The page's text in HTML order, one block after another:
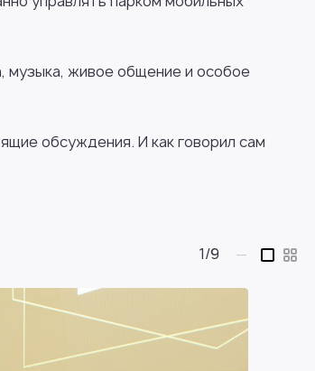
музыка, живое общение и особое
обсуждения. И как говорил сам
1/9 —